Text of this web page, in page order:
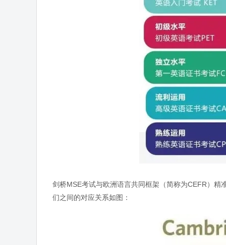
剑桥MSE考试与欧洲语言共同框架（简称为CEFR）
们之间的对应关系如图：